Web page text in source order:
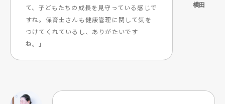
て、子どもたちの成長を見守っている感じで
すね。保育士さんも健康管理に関して気を
つけてくれているし、ありがたいです
ね。」